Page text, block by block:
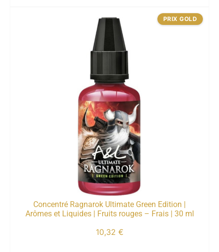
Concentré Ragnarok Ultimate Green Edition |
Arômes et Liquides | Fruits rouges – Frais | 30 ml
10,32 €
PRIX GOLD